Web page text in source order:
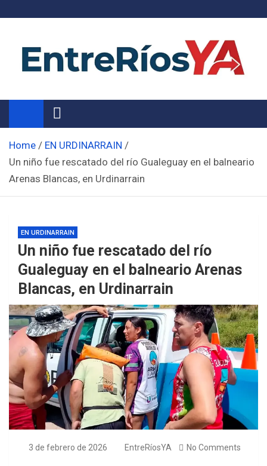
Noticias de Entre Ríos
Información de toda la provincia ahora
Home
EN URDINARRAIN
Un niño fue rescatado del río Gualeguay en el balneario
Arenas Blancas, en Urdinarrain
EN URDINARRAIN
Un niño fue rescatado del río
Gualeguay en el balneario Arenas
Blancas, en Urdinarrain
3 de febrero de 2026 EntreRíosYA No Comments